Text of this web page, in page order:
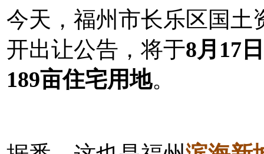
今天，福州市长乐区国土
开出让公告，将于8月17
189亩住宅用地。